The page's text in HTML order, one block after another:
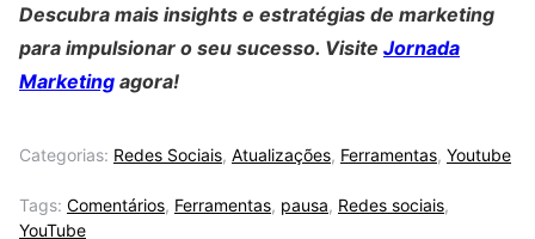
Descubra mais insights e estratégias de marketing
para impulsionar o seu sucesso. Visite Jornada
Marketing agora!
Categorias: Redes Sociais, Atualizações, Ferramentas, Youtube
Tags: Comentários, Ferramentas, pausa, Redes sociais,
YouTube